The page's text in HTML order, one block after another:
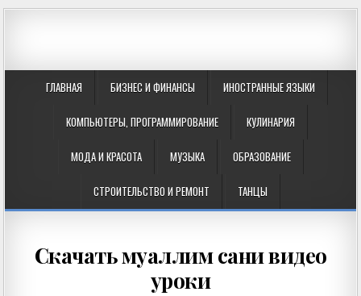
ГЛАВНАЯ БИЗНЕС И ФИНАНСЫ ИНОСТРАННЫЕ ЯЗЫКИ
КОМПЬЮТЕРЫ, ПРОГРАММИРОВАНИЕ КУЛИНАРИЯ
МОДА И КРАСОТА МУЗЫКА ОБРАЗОВАНИЕ
СТРОИТЕЛЬСТВО И РЕМОНТ ТАНЦЫ
Скачать муаллим сани видео
уроки